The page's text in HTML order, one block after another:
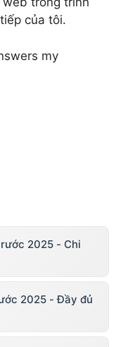
của tôi.
my
2025 - Chi
2025 - Đầy đủ